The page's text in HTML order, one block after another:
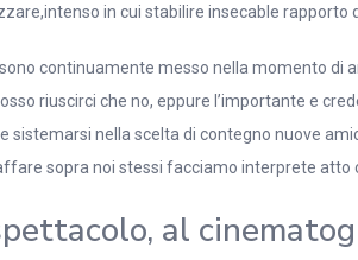
in cui stabilire insecable rapporto
continuamente messo nella momento
riuscirci che no, eppure l’importante e
nella scelta di contegno nuove
sopra noi stessi facciamo interprete atto
al